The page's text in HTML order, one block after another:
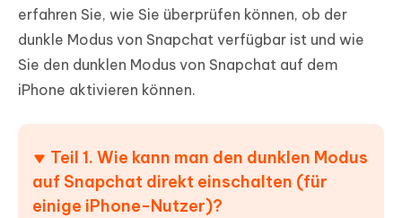
erfahren Sie, wie Sie überprüfen können, ob der
dunkle Modus von Snapchat verfügbar ist und wie
Sie den dunklen Modus von Snapchat auf dem
iPhone aktivieren können.
Teil 1. Wie kann man den dunklen Modus
auf Snapchat direkt einschalten (für
einige iPhone-Nutzer)?